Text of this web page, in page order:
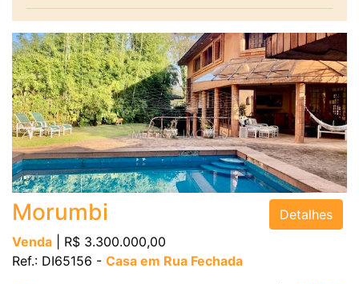
Morumbi
Venda | R$ 3.300.000,00
Ref.: DI65156 - Casa em Rua Fechada
Detalhes
Bairro
Valor